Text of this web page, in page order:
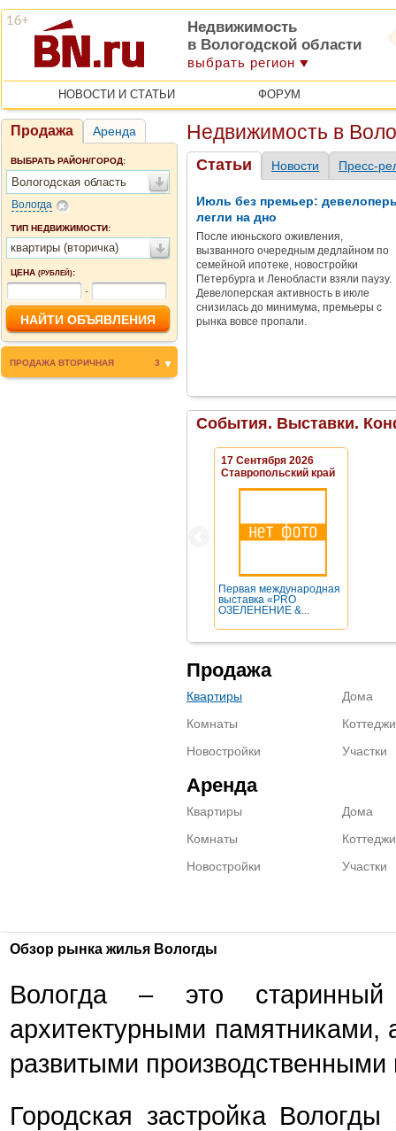
Недвижимость
в Вологодской области
выбрать регион
НОВОСТИ И СТАТЬИ ФОРУМ
Продажа Аренда
ВЫБРАТЬ РАЙОН/ГОРОД:
Вологодская область
Вологда
ТИП НЕДВИЖИМОСТИ:
квартиры (вторичка)
ЦЕНА (РУБЛЕЙ):
-
ПРОДАЖА ВТОРИЧНАЯ 3
Недвижимость в
Статьи Новости Пресс-
Июль без премьер:
легли на дно
После июньского оживления,
вызванного очередным дедлайном по
семейной ипотеке, новостройки
Петербурга и Ленобласти взяли паузу.
Девелоперская активность в июле
снизилась до минимума, премьеры с
рынка вовсе пропали.
События. Выставки.
17 Сентября 2026
Ставропольский край
Первая международная
выставка «PRO
ОЗЕЛЕНЕНИЕ &...
Продажа
Квартиры
Комнаты
Новостройки
Дома
Коттеджи
Участки
Аренда
Квартиры
Комнаты
Новостройки
Дома
Коттеджи
Участки
Обзор рынка жилья Вологды
Вологда – это
архитектурными памятниками,
развитыми
Городская застройка